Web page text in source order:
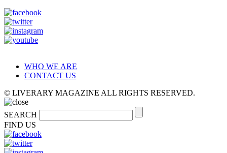
WHO WE ARE
CONTACT US
© LIVERARY MAGAZINE ALL RIGHTS RESERVED.
SEARCH
FIND US